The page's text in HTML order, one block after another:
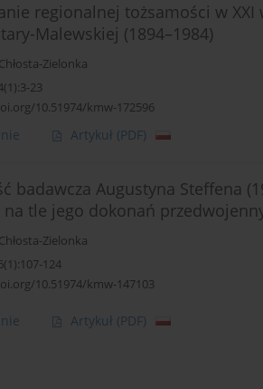
regionalnej tożsamości w
Malewskiej (1894–1984)
Zielonka
23
10.51974/kmw-172596
Artykuł (PDF)
badawcza Augustyna Steffena
na tle jego dokonań
Zielonka
124
10.51974/kmw-147103
Artykuł (PDF)